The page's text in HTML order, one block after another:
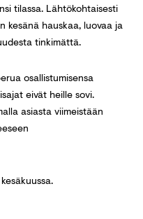
tilassa. Lähtökohtaisesti
kesänä hauskaa, luovaa ja
tinkimättä.
osallistumisensa
eivät heille sovi.
asiasta viimeistään